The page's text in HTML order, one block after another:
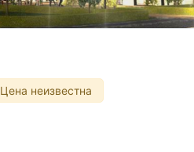
Цена неизвестна